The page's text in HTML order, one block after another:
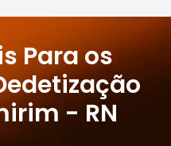
Para os
- RN